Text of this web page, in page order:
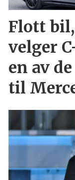
Flott
velger
en av
til